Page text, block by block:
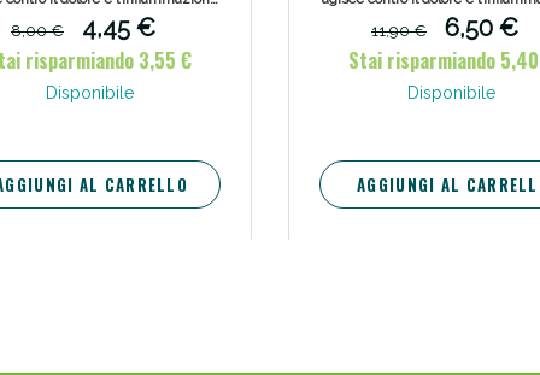
della bocca e delle gengive e
anche proprietà disinfettanti
moderata azione anestetica di
Contiene un aroma di menta
può dare una sensazione di
8,00 €
4,45 €
risparmiando 3,55 €
Disponibile
AL CARRELLO
della gola, della bocca e delle
manifesta anche proprietà
e una moderata azione
superficie. Contiene un aroma di
che può dare una sensazione
11,90 €
6,50 €
Stai risparmiando
Disponibile
AGGIUNGI AL